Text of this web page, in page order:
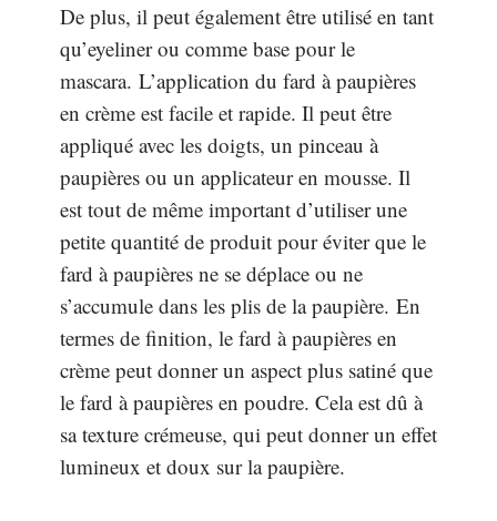
De plus, il peut également être utilisé en tant
qu’eyeliner ou comme base pour le
mascara. L’application du fard à paupières
en crème est facile et rapide. Il peut être
appliqué avec les doigts, un pinceau à
paupières ou un applicateur en mousse. Il
est tout de même important d’utiliser une
petite quantité de produit pour éviter que le
fard à paupières ne se déplace ou ne
s’accumule dans les plis de la paupière. En
termes de finition, le fard à paupières en
crème peut donner un aspect plus satiné que
le fard à paupières en poudre. Cela est dû à
sa texture crémeuse, qui peut donner un effet
lumineux et doux sur la paupière.